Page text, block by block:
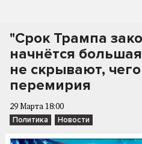
"Срок Трампа
начнётся
не скрывают,
перемирия
29 Марта 18:00
Политика Новости